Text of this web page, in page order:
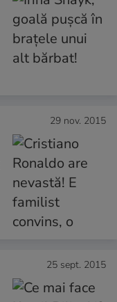
29 nov. 2015
25 sept. 2015